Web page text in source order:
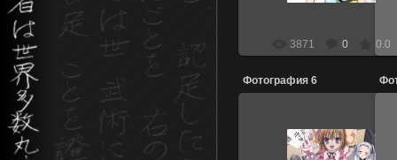
3871 0 0.0
Фотография 6
27.04.2011